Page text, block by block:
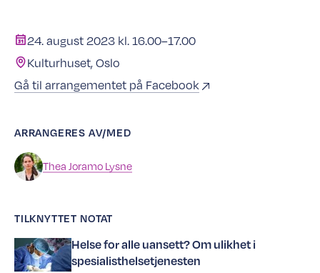
24. august 2023 kl. 16.00–17.00
Kulturhuset, Oslo
Gå til arrangementet på Facebook
ARRANGERES AV/MED
Thea Joramo Lysne
TILKNYTTET NOTAT
Helse for alle uansett? Om ulikhet i
spesialisthelsetjenesten